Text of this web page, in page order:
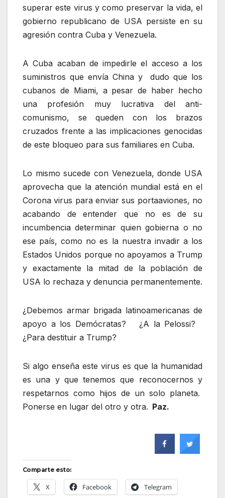
superar este virus y como preservar la vida, el
gobierno republicano de USA persiste en su
agresión contra Cuba y Venezuela.
A Cuba acaban de impedirle el acceso a los
suministros que envía China y dudo que los
cubanos de Miami, a pesar de haber hecho
una profesión muy lucrativa del anti-
comunismo, se queden con los brazos
cruzados frente a las implicaciones genocidas
de este bloqueo para sus familiares en Cuba.
Lo mismo sucede con Venezuela, donde USA
aprovecha que la atención mundial está en el
Corona virus para enviar sus portaaviones, no
acabando de entender que no es de su
incumbencia determinar quien gobierna o no
ese país, como no es la nuestra invadir a los
Estados Unidos porque no apoyamos a Trump
y exactamente la mitad de la población de
USA lo rechaza y denuncia permanentemente.
¿Debemos armar brigada latinoamericanas de
apoyo a los Demócratas? ¿A la Pelossi?
¿Para destituir a Trump?
Si algo enseña este virus es que la humanidad
es una y que tenemos que reconocernos y
respetarnos como hijos de un solo planeta.
Ponerse en lugar del otro y otra. Paz.
Comparte esto:
X Facebook Telegram